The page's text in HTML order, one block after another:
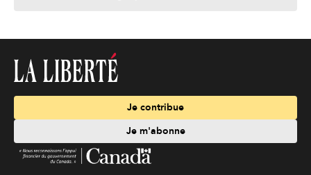
Je contribue
Je m'abonne